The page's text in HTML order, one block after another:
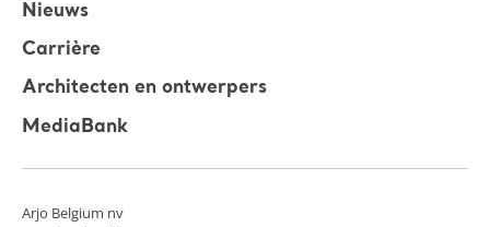
Nieuws
Carrière
Architecten en ontwerpers
MediaBank
Arjo Belgium nv